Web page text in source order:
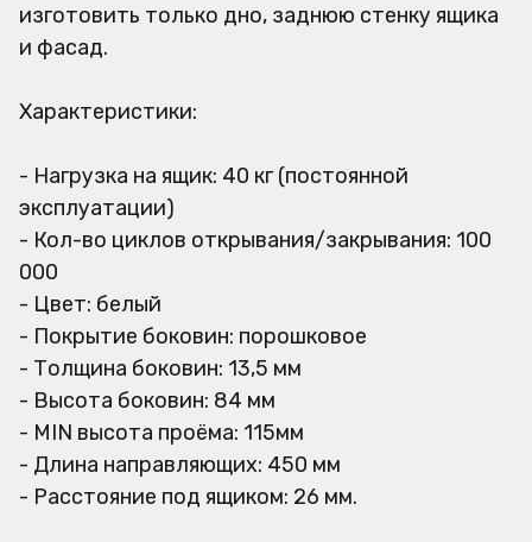
изготовить только дно, заднюю стенку ящика
и фасад.
Характеристики:
- Нагрузка на ящик: 40 кг (постоянной
эксплуатации)
- Кол-во циклов открывания/закрывания: 100
000
- Цвет: белый
- Покрытие боковин: порошковое
- Толщина боковин: 13,5 мм
- Высота боковин: 84 мм
- MIN высота проёма: 115мм
- Длина направляющих: 450 мм
- Расстояние под ящиком: 26 мм.